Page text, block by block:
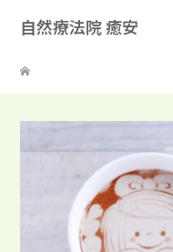
自然療法院 癒安